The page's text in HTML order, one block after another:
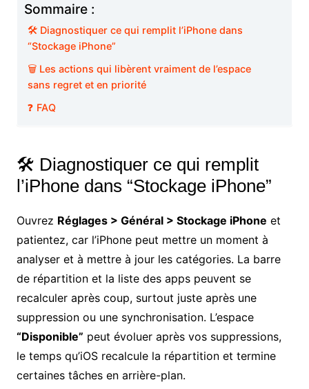
Sommaire :
🛠️ Diagnostiquer ce qui remplit l’iPhone dans
“Stockage iPhone”
🗑️ Les actions qui libèrent vraiment de l’espace
sans regret et en priorité
❓ FAQ
🛠️ Diagnostiquer ce qui remplit
l’iPhone dans “Stockage iPhone”
Ouvrez Réglages > Général > Stockage iPhone et
patientez, car l’iPhone peut mettre un moment à
analyser et à mettre à jour les catégories. La barre
de répartition et la liste des apps peuvent se
recalculer après coup, surtout juste après une
suppression ou une synchronisation. L’espace
“Disponible” peut évoluer après vos suppressions,
le temps qu’iOS recalcule la répartition et termine
certaines tâches en arrière-plan.